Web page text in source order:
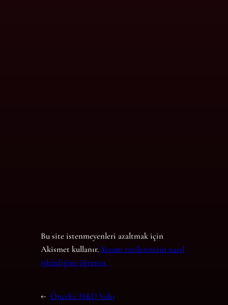
Bu site istenmeyenleri azaltmak için
Akismet kullanır.Yorum verilerinizin nasıl
işlendiğini öğrenin.
← Önceki: D&D Volo